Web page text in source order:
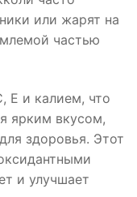
или жарят на
частью
Е и калием, что
ярким вкусом,
здоровья. Этот
и улучшает